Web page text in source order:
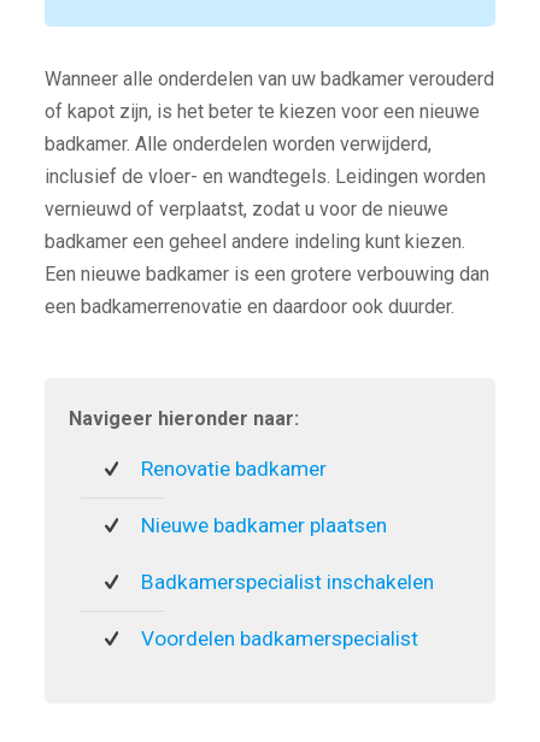
Wanneer alle onderdelen van uw badkamer verouderd
of kapot zijn, is het beter te kiezen voor een nieuwe
badkamer. Alle onderdelen worden verwijderd,
inclusief de vloer- en wandtegels. Leidingen worden
vernieuwd of verplaatst, zodat u voor de nieuwe
badkamer een geheel andere indeling kunt kiezen.
Een nieuwe badkamer is een grotere verbouwing dan
een badkamerrenovatie en daardoor ook duurder.
Navigeer hieronder naar:
Renovatie badkamer
Nieuwe badkamer plaatsen
Badkamerspecialist inschakelen
Voordelen badkamerspecialist